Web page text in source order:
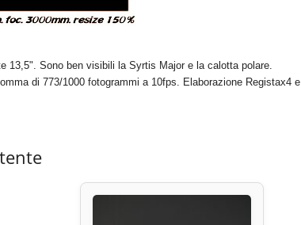
13,5". Sono ben visibili la Syrtis Major e la calotta polare.
di 773/1000 fotogrammi a 10fps. Elaborazione Registax4 e